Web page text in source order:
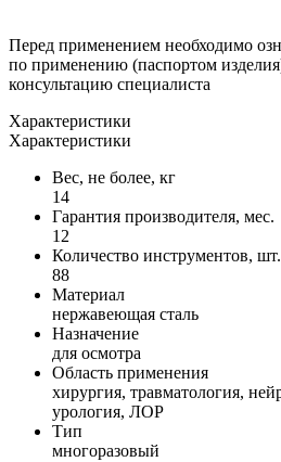
Перед применением необходимо
по применению (паспортом
консультацию специалиста
Характеристики
Характеристики
Вес, не более, кг
14
Гарантия производителя, мес.
12
Количество инструментов, шт.
88
Материал
нержавеющая сталь
Назначение
для осмотра
Область применения
хирургия, травматология,
урология, ЛОР
Тип
многоразовый